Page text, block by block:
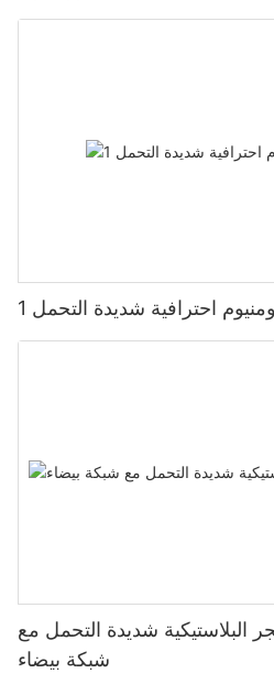
احترافية شديدة التحمل 1
البلاستيكية شديدة التحمل مع
شبكة بيضاء